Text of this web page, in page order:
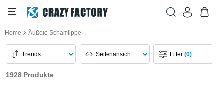
Home Äußere Schamlippe
Trends Seitenansicht Filter(0)
1928 Produkte